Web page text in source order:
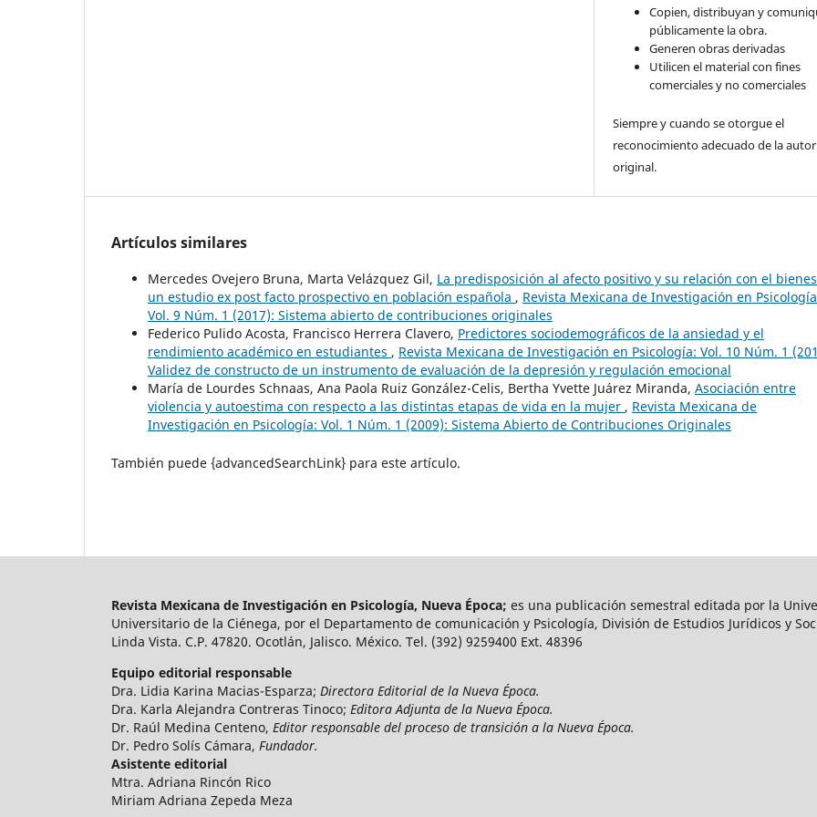
Copien, distribuyan y
públicamente la obra.
Generen obras derivadas
Utilicen el material con fines
comerciales y no comerciales
Siempre y cuando se otorgue el
reconocimiento adecuado de la
original.
Artículos similares
Mercedes Ovejero Bruna, Marta Velázquez Gil, La predisposición al afecto positivo y su relación con el
un estudio ex post facto prospectivo en población española , Revista Mexicana de Investigación en
Vol. 9 Núm. 1 (2017): Sistema abierto de contribuciones originales
Federico Pulido Acosta, Francisco Herrera Clavero, Predictores sociodemográficos de la ansiedad y el
rendimiento académico en estudiantes , Revista Mexicana de Investigación en Psicología: Vol. 10 Núm. 1
Validez de constructo de un instrumento de evaluación de la depresión y regulación emocional
María de Lourdes Schnaas, Ana Paola Ruiz González-Celis, Bertha Yvette Juárez Miranda, Asociación entre
violencia y autoestima con respecto a las distintas etapas de vida en la mujer , Revista Mexicana de
Investigación en Psicología: Vol. 1 Núm. 1 (2009): Sistema Abierto de Contribuciones Originales
También puede {advancedSearchLink} para este artículo.
Revista Mexicana de Investigación en Psicología, Nueva Época; es una publicación semestral editada por la
Universitario de la Ciénega, por el Departamento de comunicación y Psicología, División de Estudios Jurídicos y
Linda Vista. C.P. 47820. Ocotlán, Jalisco. México. Tel. (392) 9259400 Ext. 48396
Equipo editorial responsable
Dra. Lidia Karina Macias-Esparza; Directora Editorial de la Nueva Época.
Dra. Karla Alejandra Contreras Tinoco; Editora Adjunta de la Nueva Época.
Dr. Raúl Medina Centeno, Editor responsable del proceso de transición a la Nueva Época.
Dr. Pedro Solís Cámara, Fundador.
Asistente editorial
Mtra. Adriana Rincón Rico
Miriam Adriana Zepeda Meza